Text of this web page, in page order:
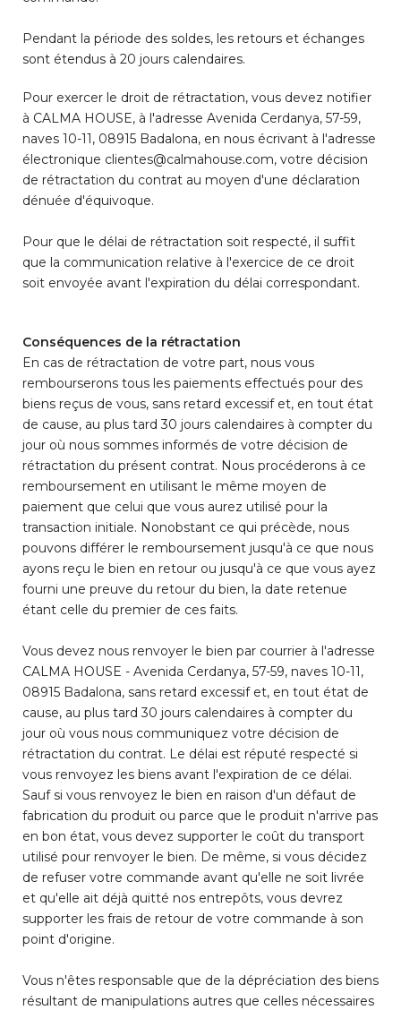
Pendant la période des soldes, les retours et échanges
sont étendus à 20 jours calendaires.
Pour exercer le droit de rétractation, vous devez notifier
à CALMA HOUSE, à l'adresse Avenida Cerdanya, 57-59,
naves 10-11, 08915 Badalona, en nous écrivant à l'adresse
électronique clientes@calmahouse.com, votre décision
de rétractation du contrat au moyen d'une déclaration
dénuée d'équivoque.
Pour que le délai de rétractation soit respecté, il suffit
que la communication relative à l'exercice de ce droit
soit envoyée avant l'expiration du délai correspondant.
Conséquences de la rétractation
En cas de rétractation de votre part, nous vous
rembourserons tous les paiements effectués pour des
biens reçus de vous, sans retard excessif et, en tout état
de cause, au plus tard 30 jours calendaires à compter du
jour où nous sommes informés de votre décision de
rétractation du présent contrat. Nous procéderons à ce
remboursement en utilisant le même moyen de
paiement que celui que vous aurez utilisé pour la
transaction initiale. Nonobstant ce qui précède, nous
pouvons différer le remboursement jusqu'à ce que nous
ayons reçu le bien en retour ou jusqu'à ce que vous ayez
fourni une preuve du retour du bien, la date retenue
étant celle du premier de ces faits.
Vous devez nous renvoyer le bien par courrier à l'adresse
CALMA HOUSE - Avenida Cerdanya, 57-59, naves 10-11,
08915 Badalona, sans retard excessif et, en tout état de
cause, au plus tard 30 jours calendaires à compter du
jour où vous nous communiquez votre décision de
rétractation du contrat. Le délai est réputé respecté si
vous renvoyez les biens avant l'expiration de ce délai.
Sauf si vous renvoyez le bien en raison d'un défaut de
fabrication du produit ou parce que le produit n'arrive pas
en bon état, vous devez supporter le coût du transport
utilisé pour renvoyer le bien. De même, si vous décidez
de refuser votre commande avant qu'elle ne soit livrée
et qu'elle ait déjà quitté nos entrepôts, vous devrez
supporter les frais de retour de votre commande à son
point d'origine.
Vous n'êtes responsable que de la dépréciation des biens
résultant de manipulations autres que celles nécessaires